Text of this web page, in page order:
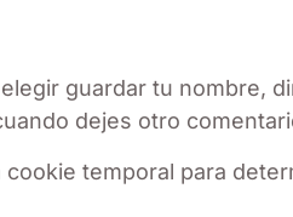
guardar tu nombre,
dejes otro
temporal para